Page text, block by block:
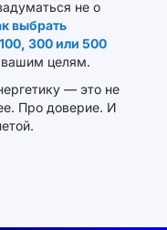
не о
выбрать
300 или 500
вашим целям.
— это не
Про доверие. И